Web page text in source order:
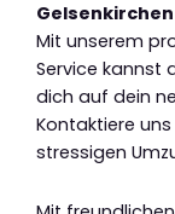
Mit unserem
Service kannst
dich auf dein
Kontaktiere
stressigen